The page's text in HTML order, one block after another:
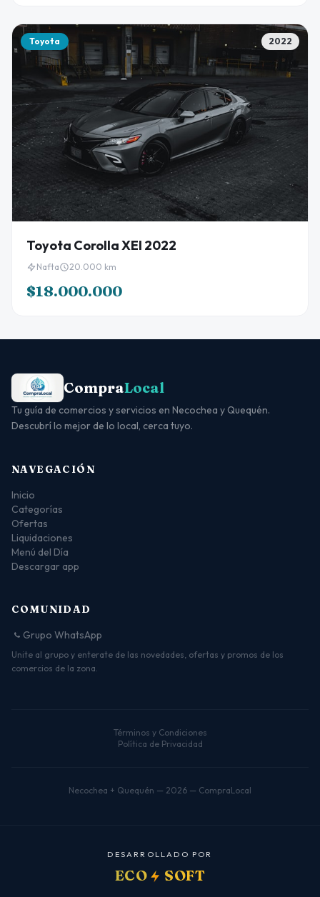
Toyota 2022
Toyota Corolla XEI 2022
Nafta 20.000 km
$18.000.000
CompraLocal
Tu guía de comercios y servicios en Necochea y Quequén.
Descubrí lo mejor de lo local, cerca tuyo.
NAVEGACIÓN
Inicio
Categorías
Ofertas
Liquidaciones
Menú del Día
Descargar app
COMUNIDAD
Grupo WhatsApp
Unite al grupo y enterate de las novedades, ofertas y promos de los
comercios de la zona.
Términos y Condiciones
Política de Privacidad
Necochea + Quequén — 2026 — CompraLocal
D ES A R R O L L A D O P O R
ECO SOFT